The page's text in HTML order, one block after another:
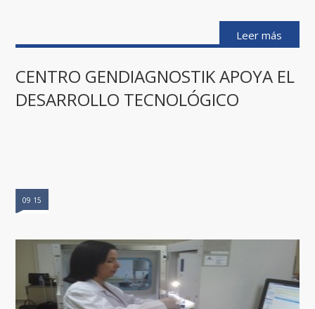
Leer más
CENTRO GENDIAGNOSTIK APOYA EL
DESARROLLO TECNOLÓGICO
09 15